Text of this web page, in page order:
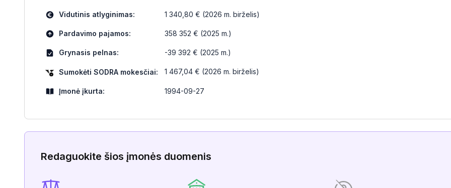
Vidutinis atlyginimas: 1 340,80 € (2026 m. birželis)
Pardavimo pajamos: 358 352 € (2025 m.)
Grynasis pelnas: -39 392 € (2025 m.)
Sumokėti SODRA mokesčiai: 1 467,04 € (2026 m. birželis)
Įmonė įkurta: 1994-09-27
Redaguokite šios įmonės duomenis